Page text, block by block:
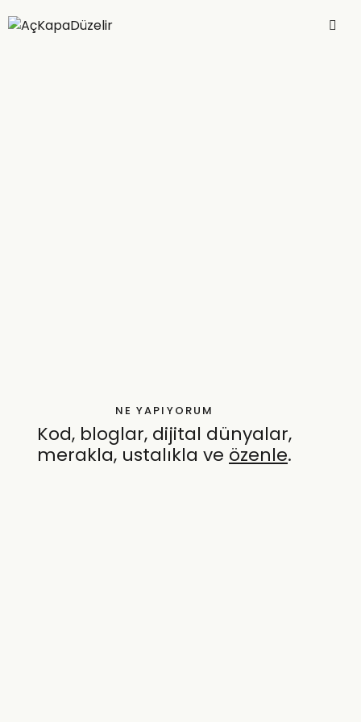
NE YAPIYORUM
Kod, bloglar, dijital dünyalar,
merakla, ustalıkla ve özenle.